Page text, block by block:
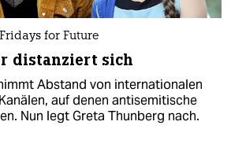
for Future
distanziert sich
Abstand von internationalen
auf denen antisemitische
Nun legt Greta Thunberg nach.